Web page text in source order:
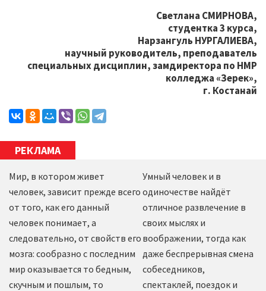
Светлана СМИРНОВА,
студентка 3 курса,
Нарзангуль НУРГАЛИЕВА,
научный руководитель, преподаватель
специальных дисциплин, замдиректора по НМР
колледжа «Зерек»,
г. Костанай
РЕКЛАМА
Мир, в котором живет
человек, зависит прежде всего
от того, как его данный
человек понимает, а
следовательно, от свойств его
мозга: сообразно с последним
мир оказывается то бедным,
скучным и пошлым, то
Умный человек и в
одиночестве найдёт
отличное развлечение в
своих мыслях и
воображении, тогда как
даже беспрерывная смена
собеседников,
спектаклей, поездок и